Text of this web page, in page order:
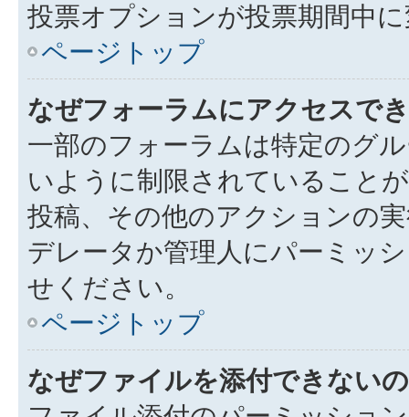
投票オプションが投票期間中
ページトップ
なぜフォーラムにアクセスで
一部のフォーラムは特定のグ
いように制限されていること
投稿、その他のアクションの
デレータか管理人にパーミッ
せください。
ページトップ
なぜファイルを添付できない